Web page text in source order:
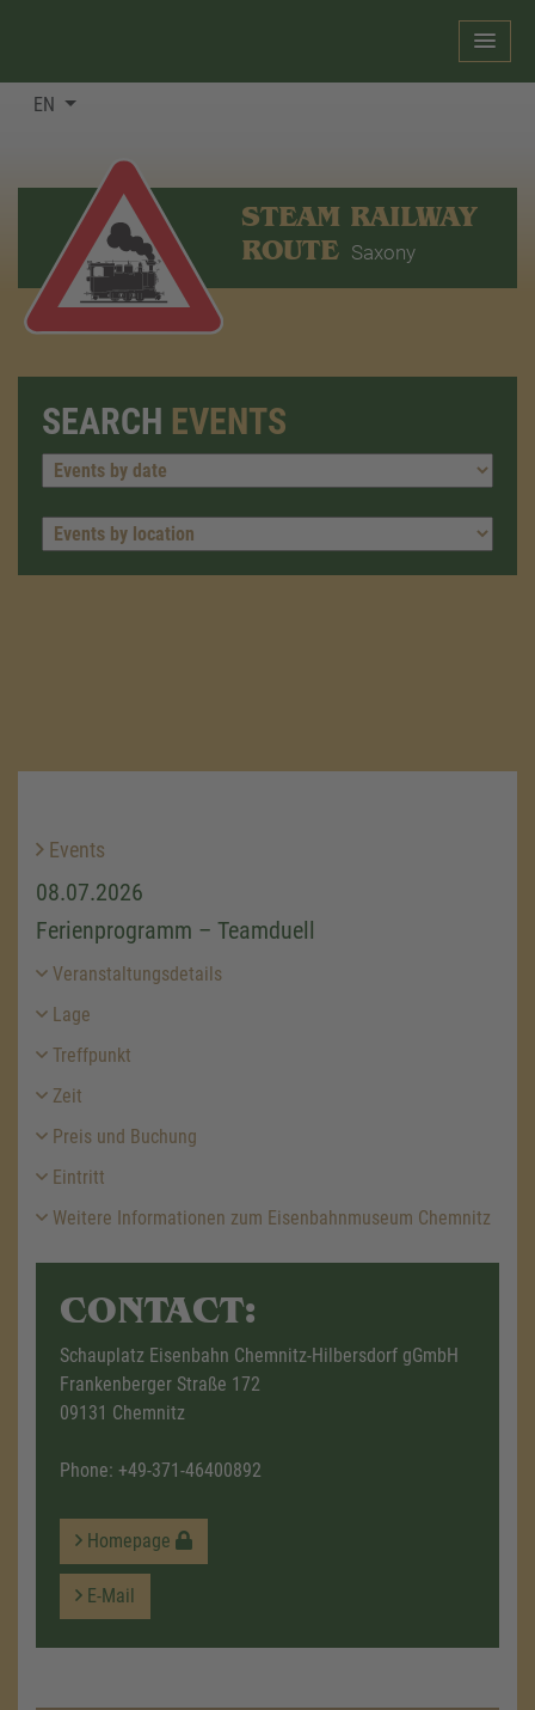
EN
STEAM RAILWAY
ROUTE Saxony
SEARCH EVENTS
Events
08.07.2026
Ferienprogramm – Teamduell
Veranstaltungsdetails
Lage
Treffpunkt
Zeit
Preis und Buchung
Eintritt
Weitere Informationen zum Eisenbahnmuseum Chemnitz
CONTACT:
Schauplatz Eisenbahn Chemnitz-Hilbersdorf gGmbH
Frankenberger Straße 172
09131 Chemnitz
Phone: +49-371-46400892
Homepage
E-Mail